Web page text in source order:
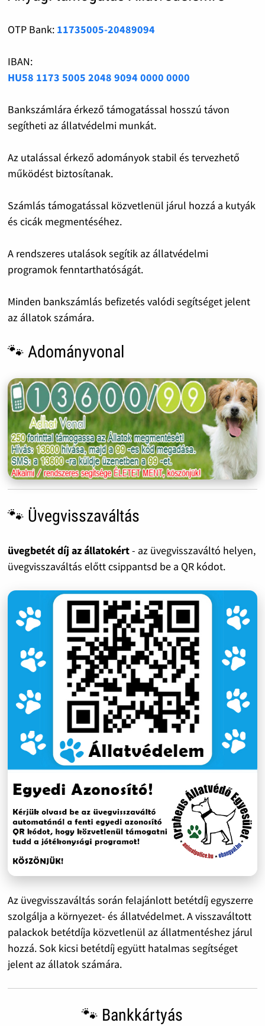
OTP Bank: 11735005-20489094
IBAN:
HU58 1173 5005 2048 9094 0000 0000
Bankszámlára érkező támogatással hosszú távon
segítheti az állatvédelmi munkát.
Az utalással érkező adományok stabil és tervezhető
működést biztosítanak.
Számlás támogatással közvetlenül járul hozzá a kutyák
és cicák megmentéséhez.
A rendszeres utalások segítik az állatvédelmi
programok fenntarthatóságát.
Minden bankszámlás befizetés valódi segítséget jelent
az állatok számára.
🐾 Adományvonal
🐾 Üvegvisszaváltás
üvegbetét díj az állatokért- az üvegvisszaváltó helyen,
üvegvisszaváltás előtt csippantsd be a QR kódot.
Az üvegvisszaváltás során felajánlott betétdíj egyszerre
szolgálja a környezet- és állatvédelmet. A visszaváltott
palackok betétdíja közvetlenül az állatmentéshez járul
hozzá. Sok kicsi betétdíj együtt hatalmas segítséget
jelent az állatok számára.
🐾 Bankkártyás